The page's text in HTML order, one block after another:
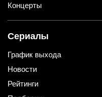
Концерты
Сериалы
График выхода
Новости
Рейтинги